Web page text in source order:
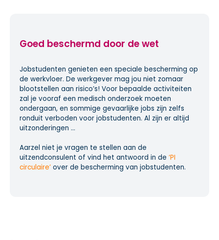
Goed beschermd door de wet
Jobstudenten genieten een speciale bescherming op
de werkvloer. De werkgever mag jou niet zomaar
blootstellen aan risico’s! Voor bepaalde activiteiten
zal je vooraf een medisch onderzoek moeten
ondergaan, en sommige gevaarlijke jobs zijn zelfs
ronduit verboden voor jobstudenten. Al zijn er altijd
uitzonderingen ...
Aarzel niet je vragen te stellen aan de
uitzendconsulent of vind het antwoord in de ‘PI
circulaire’ over de bescherming van jobstudenten.